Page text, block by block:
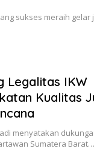
sukses meraih gelar
Legalitas IKW
Kualitas
menyatakan
Sumatera Barat…